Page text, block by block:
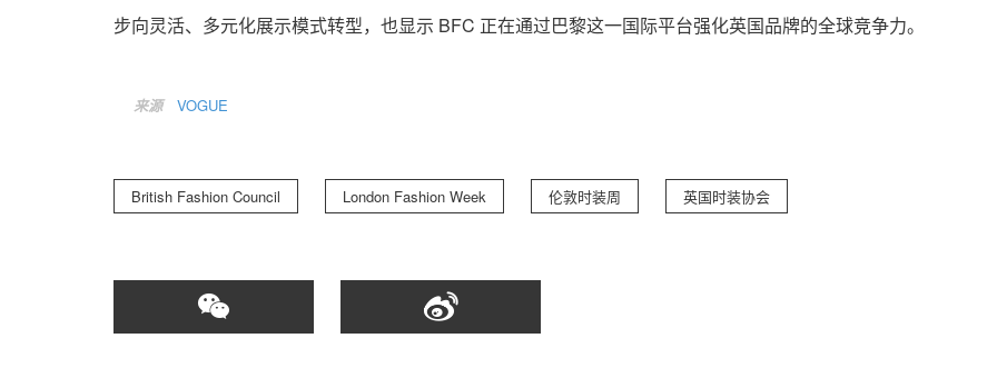
步向灵活、多元化展示模式转型，也显示 BFC 正在通过巴黎这一国际平台强化英国品牌的全球竞争力。
来源 VOGUE
British Fashion Council London Fashion Week 伦敦时装周 英国时装协会